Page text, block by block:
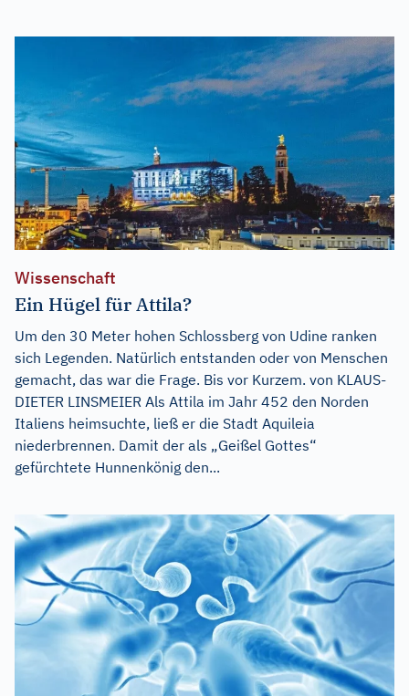
Wissenschaft
Ein Hügel für Attila?
Um den 30 Meter hohen Schlossberg von Udine ranken
sich Legenden. Natürlich entstanden oder von Menschen
gemacht, das war die Frage. Bis vor Kurzem. von KLAUS-
DIETER LINSMEIER Als Attila im Jahr 452 den Norden
Italiens heimsuchte, ließ er die Stadt Aquileia
niederbrennen. Damit der als „Geißel Gottes“
gefürchtete Hunnenkönig den...